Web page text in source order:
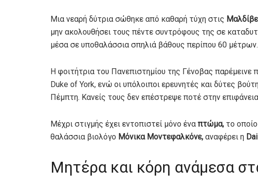
Μια νεαρή δύτρια σώθηκε από καθαρή τύχη στις
μην ακολουθήσει τους πέντε συντρόφους της σε
μέσα σε υποθαλάσσια σπηλιά βάθους περίπου 60 μέτρων.
Η φοιτήτρια του Πανεπιστημίου της Γένοβας
Duke of York, ενώ οι υπόλοιποι ερευνητές και δύτες
Πέμπτη. Κανείς τους δεν επέστρεψε ποτέ στην
Μέχρι στιγμής έχει εντοπιστεί μόνο ένα πτώμα, το
θαλάσσια βιολόγο Μόνικα Μοντεφαλκόνε, αναφέρει η
Μητέρα και κόρη ανάμεσα